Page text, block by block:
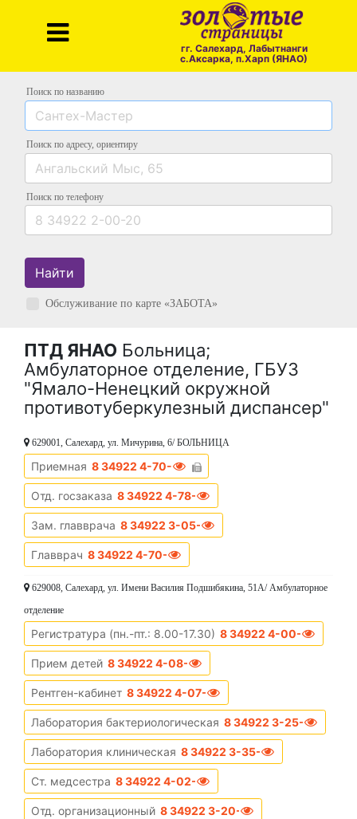
гг. Салехард, Лабытнанги
с.Аксарка, п.Харп (ЯНАО)
Поиск по названию
Поиск по адресу, ориентиру
Поиск по телефону
Найти
Обслуживание по карте «ЗАБОТА»
ПТД ЯНАО Больница;
Амбулаторное отделение, ГБУЗ
"Ямало-Ненецкий окружной
противотуберкулезный диспансер"
629001, Салехард, ул. Мичурина, 6/ БОЛЬНИЦА
Приемная 8 34922 4-70-04
Отд. госзаказа 8 34922 4-78-99
Зам. главврача 8 34922 3-05-46
Главврач 8 34922 4-70-35
629008, Салехард, ул. Имени Василия Подшибякина, 51А/ Амбулаторное
отделение
Регистратура (пн.-пт.: 8.00-17.30) 8 34922 4-00-68
Прием детей 8 34922 4-08-92
Рентген-кабинет 8 34922 4-07-55
Лаборатория бактериологическая 8 34922 3-25-38
Лаборатория клиническая 8 34922 3-35-23
Ст. медсестра 8 34922 4-02-55
Отд. организационный 8 34922 3-20-37